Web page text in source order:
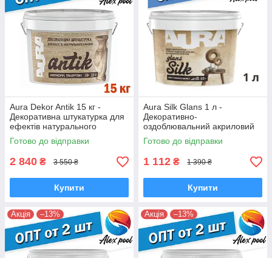
Aura Dekor Antik 15 кг -
Декоративна штукатурка для
ефектів натурального
каменю
Готово до відправки
2 840 ₴ 3 550 ₴
Купити
Aura Silk Glans 1 л -
Декоративно-
оздоблювальний акриловий
лакофарбовий матеріал,
Ефект мокрого шовку
Готово до відправки
1 112 ₴ 1 390 ₴
Купити
Акція –13% Акція –13%